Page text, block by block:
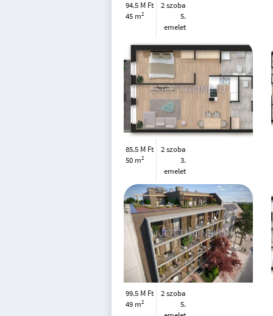
94.5 M Ft
45 m2
2 szoba
5.
emelet
85.5 M Ft
50 m2
2 szoba
3.
emelet
99.5 M Ft
49 m2
2 szoba
5.